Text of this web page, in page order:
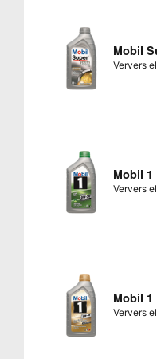
Mobil
Ververs
Mobil 1
Ververs
Mobil 1
Ververs